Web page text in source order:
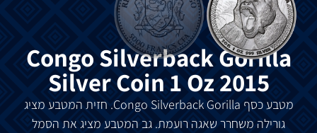
Congo Silverback Gorilla
Silver Coin 1 Oz 2015
מטבע כסף Congo Silverback Gorilla. חזית המטבע מציג
גורילה משחרר שאגה רועמת. גב המטבע מציג את הסמל